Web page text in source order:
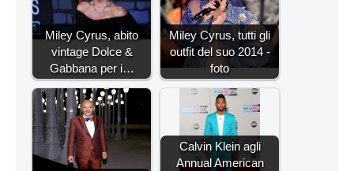
Miley Cyrus, abito
vintage Dolce &
Gabbana per i…
Miley Cyrus, tutti gli
outfit del suo 2014 -
foto
Calvin Klein agli
Annual American